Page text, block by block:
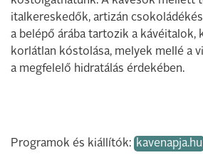
italkereskedők, artizán
a belépő árába tartozik a kávéitalok,
korlátlan kóstolása, melyek mellé a
a megfelelő hidratálás érdekében.
Programok és kiállítók: kavenapja.hu